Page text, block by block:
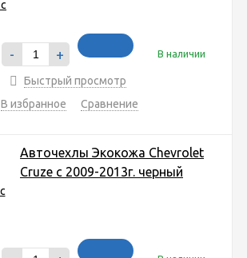
- + В наличии
Быстрый просмотр
В избранное
Сравнение
Авточехлы Экокожа Chevrolet
Cruze с 2009-2013г. черный